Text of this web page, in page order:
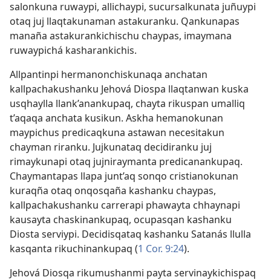
salonkuna ruwaypi, allichaypi, sucursalkunata juñuypi
otaq juj llaqtakunaman astakuranku. Qankunapas
manaña astakurankichischu chaypas, imaymana
ruwaypichá kasharankichis.
Allpantinpi hermanonchiskunaqa anchatan
kallpachakushanku Jehová Diospa llaqtanwan kuska
usqhaylla llank’anankupaq, chayta rikuspan umalliq
t’aqaqa anchata kusikun. Askha hemanokunan
maypichus predicaqkuna astawan necesitakun
chayman riranku. Jujkunataq decidiranku juj
rimaykunapi otaq jujniraymanta predicanankupaq.
Chaymantapas llapa junt’aq sonqo cristianokunan
kuraqña otaq onqosqaña kashanku chaypas,
kallpachakushanku carrerapi phawayta chhaynapi
kausayta chaskinankupaq, ocupasqan kashanku
Diosta serviypi. Decidisqataq kashanku Satanás llulla
kasqanta rikuchinankupaq (1 Cor. 9:24).
Jehová Diosqa rikumushanmi payta servinaykichispaq